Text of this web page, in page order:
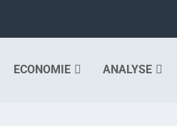
ECONOMIE ANALYSE